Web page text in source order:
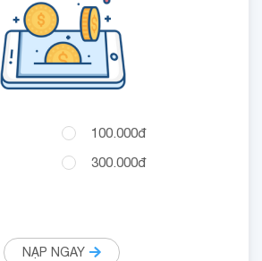
100.000đ
300.000đ
NẠP NGAY